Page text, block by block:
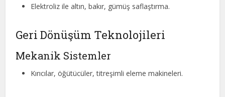
Elektroliz ile altın, bakır, gümüş saflaştırma.
Geri Dönüşüm Teknolojileri
Mekanik Sistemler
Kırıcılar, öğütücüler, titreşimli eleme makineleri.